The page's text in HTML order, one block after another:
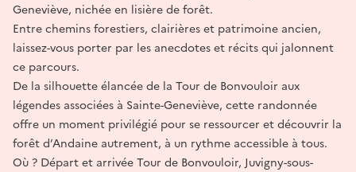
Geneviève, nichée en lisière de forêt.
Entre chemins forestiers, clairières et patrimoine ancien,
laissez-vous porter par les anecdotes et récits qui jalonnent
ce parcours.
De la silhouette élancée de la Tour de Bonvouloir aux
légendes associées à Sainte-Geneviève, cette randonnée
offre un moment privilégié pour se ressourcer et découvrir la
forêt d’Andaine autrement, à un rythme accessible à tous.
Où ? Départ et arrivée Tour de Bonvouloir, Juvigny-sous-